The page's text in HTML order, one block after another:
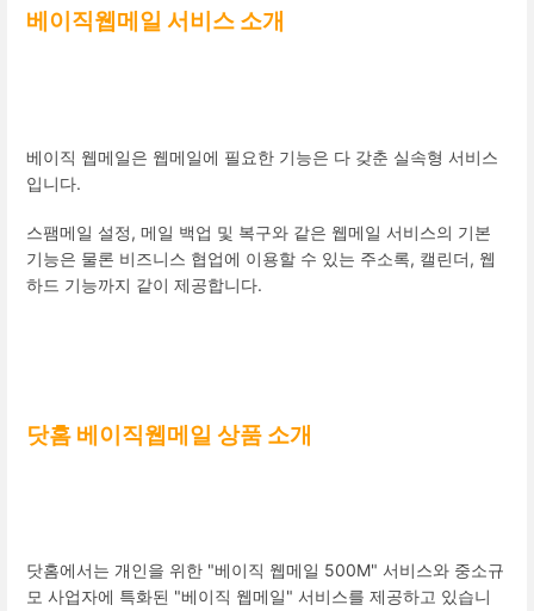
베이직웹메일 서비스 소개
베이직 웹메일은 웹메일에 필요한 기능은 다 갖춘 실속형 서비스
입니다.
스팸메일 설정, 메일 백업 및 복구와 같은 웹메일 서비스의 기본
기능은 물론 비즈니스 협업에 이용할 수 있는 주소록, 캘린더, 웹
하드 기능까지 같이 제공합니다.
닷홈 베이직웹메일 상품 소개
닷홈에서는 개인을 위한 "베이직 웹메일 500M" 서비스와 중소규
모 사업자에 특화된 "베이직 웹메일" 서비스를 제공하고 있습니